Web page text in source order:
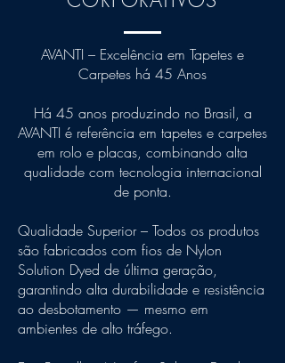
AVANTI – Excelência em Tapetes e
Carpetes há 45 Anos
Há 45 anos produzindo no Brasil, a
AVANTI é referência em tapetes e carpetes
em rolo e placas, combinando alta
qualidade com tecnologia internacional
de ponta.
Qualidade Superior – Todos os produtos
são fabricados com fios de Nylon
Solution Dyed de última geração,
garantindo alta durabilidade e resistência
ao desbotamento — mesmo em
ambientes de alto tráfego.